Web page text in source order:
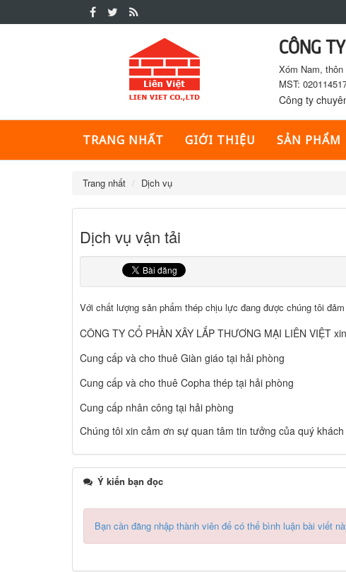
Sản
CÔNG
Xóm Nam,
MST:
Công ty
TRANG NHẤT GIỚI THIỆU SẢN PHẨM
Trang nhất Dịch vụ
Dịch vụ vận tải
Với chất lượng sản phẩm thép chịu lực đang được chúng tôi
CÔNG TY CỔ PHẦN XÂY LẮP THƯƠNG MẠI LIÊN VIỆT
Cung cấp và cho thuê Giàn giáo tại hải phòng
Cung cấp và cho thuê Copha thép tại hải phòng
Cung cấp nhân công tại hải phòng
Chúng tôi xin cảm ơn sự quan tâm tin tưởng của quý
Ý kiến bạn đọc
Bạn cần đăng nhập thành viên để có thể bình luận bài viết